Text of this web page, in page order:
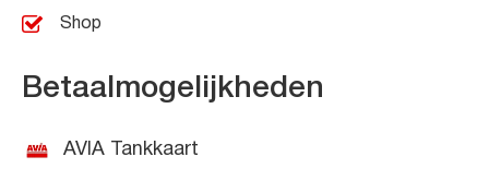
Shop
Betaalmogelijkheden
AVIA Tankkaart